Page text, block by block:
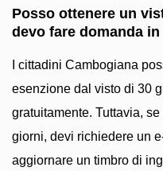
Posso ottenere un
devo fare domanda
I cittadini Cambogiana
esenzione dal visto di 30
gratuitamente. Tuttavia,
giorni, devi richiedere un
aggiornare un timbro di